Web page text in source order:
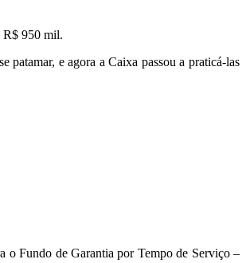
R$ 950 mil.
e agora a Caixa passou a praticá-las
o Fundo de Garantia por Tempo de Serviço –